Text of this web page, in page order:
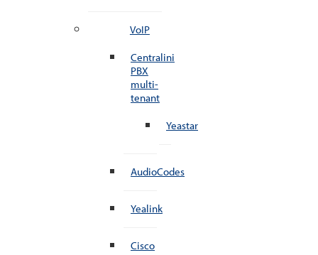
VoIP
Centralini
PBX
multi-
tenant
Yeastar
AudioCodes
Yealink
Cisco